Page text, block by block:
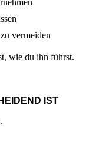
vermeiden
wie du ihn führst.
IST